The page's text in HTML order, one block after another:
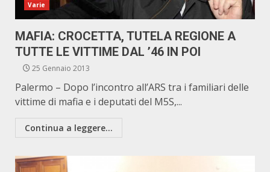
Varie
MAFIA: CROCETTA, TUTELA REGIONE A
TUTTE LE VITTIME DAL ’46 IN POI
25 Gennaio 2013
Palermo – Dopo l’incontro all’ARS tra i familiari delle
vittime di mafia e i deputati del M5S,...
Continua a leggere...